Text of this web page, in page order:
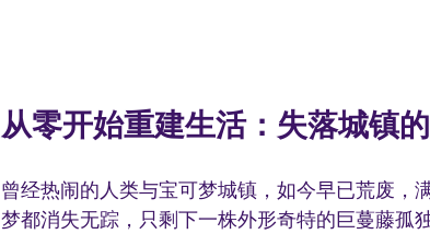
从零开始重建生活：失落城镇
曾经热闹的人类与宝可梦城镇，如今早已荒废，
梦都消失无踪，只剩下一株外形奇特的巨蔓藤孤